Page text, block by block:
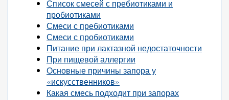
Список смесей с пребиотиками и
пробиотиками
Смеси с пребиотиками
Смеси с пробиотиками
Питание при лактазной недостаточности
При пищевой аллергии
Основные причины запора у
«искусственников»
Какая смесь подходит при запорах